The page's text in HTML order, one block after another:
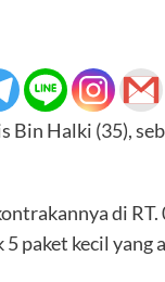
Halki (35),
di RT.
paket kecil yang